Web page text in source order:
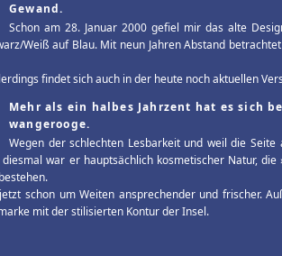
Gewand.
Schon am 28. Januar 2000 gefiel mir das alte
Weiß auf Blau. Mit neun Jahren Abstand
findet sich auch in der heute noch aktuellen
Mehr als ein halbes Jahrzent hat es sich
wangerooge.
Wegen der schlechten Lesbarkeit und weil die
war er hauptsächlich kosmetischer Natur,
schon um Weiten ansprechender und frischer.
mit der stilisierten Kontur der Insel.